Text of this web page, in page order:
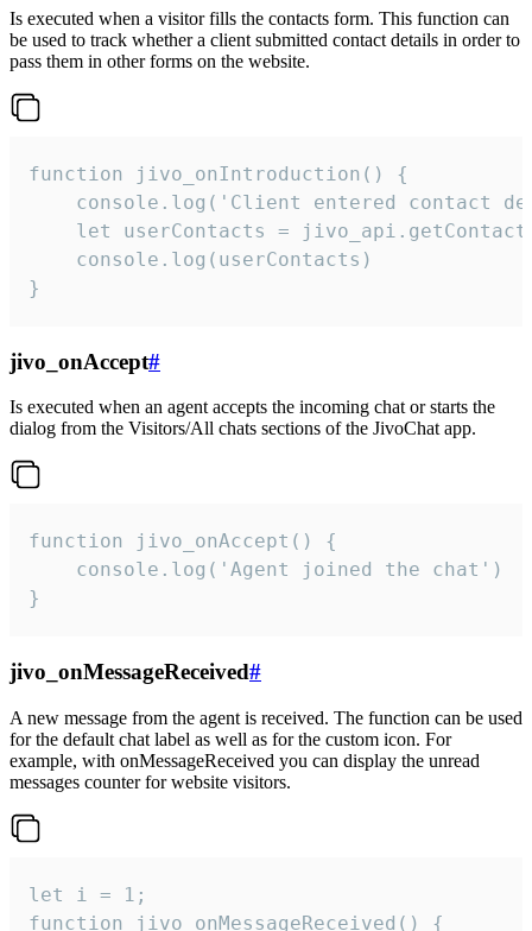
Is executed when a visitor fills the contacts form. This function can
be used to track whether a client submitted contact details in order to
pass them in other forms on the website.
function jivo_onIntroduction() {
console.log('Client entered contact
let userContacts =
    console.log(userContacts)
}
jivo_onAccept#
Is executed when an agent accepts the incoming chat or starts the
dialog from the Visitors/All chats sections of the JivoChat app.
function jivo_onAccept() {
}
jivo_onMessageReceived#
A new message from the agent is received. The function can be used
for the default chat label as well as for the custom icon. For
example, with onMessageReceived you can display the unread
messages counter for website visitors.
let i = 1;
function jivo_onMessageReceived() {